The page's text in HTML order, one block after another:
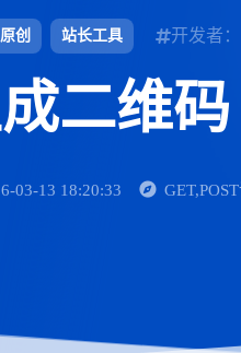
原创 站长工具 开发者
二维码
03-13 18:20:33